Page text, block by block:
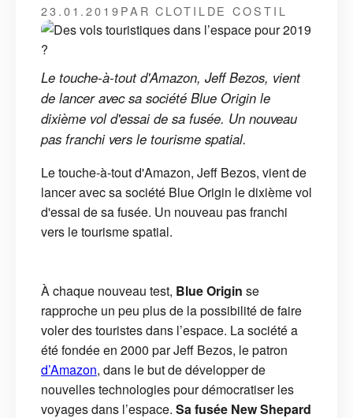
23.01.2019PAR CLOTILDE COSTIL
Le touche-à-tout d'Amazon, Jeff Bezos, vient
de lancer avec sa société Blue Origin le
dixième vol d'essai de sa fusée. Un nouveau
pas franchi vers le tourisme spatial.
Le touche-à-tout d'Amazon, Jeff Bezos, vient de
lancer avec sa société Blue Origin le dixième vol
d'essai de sa fusée. Un nouveau pas franchi
vers le tourisme spatial.
À chaque nouveau test, Blue Origin se
rapproche un peu plus de la possibilité de faire
voler des touristes dans l’espace. La société a
été fondée en 2000 par Jeff Bezos, le patron
d’Amazon, dans le but de développer de
nouvelles technologies pour démocratiser les
voyages dans l’espace. Sa fusée New Shepard